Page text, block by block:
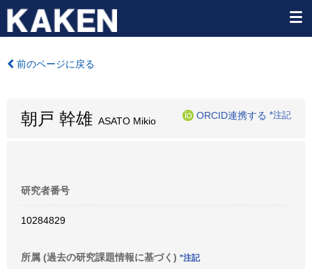
前のページに戻る
朝戸 幹雄 ASATO Mikio
ORCID連携する *注記
研究者番号
10284829
所属 (過去の研究課題情報に基づく) *注記